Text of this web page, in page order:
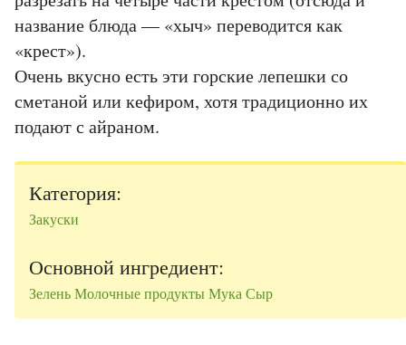
название блюда — «хыч» переводится как
«крест»).
Очень вкусно есть эти горские лепешки со
сметаной или кефиром, хотя традиционно их
подают с айраном.
Категория:
Закуски
Основной ингредиент:
ЗеленьМолочные продуктыМукаСыр